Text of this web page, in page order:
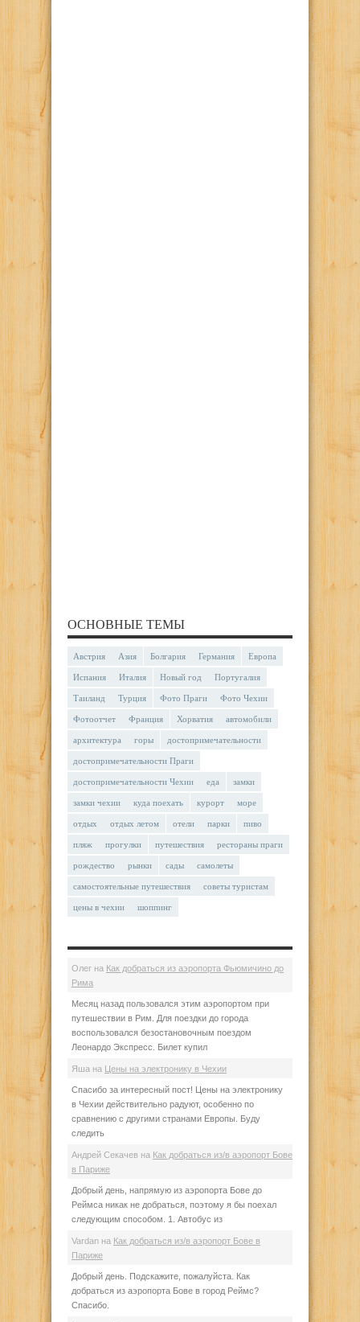
ОСНОВНЫЕ ТЕМЫ
Австрия Азия Болгария Германия Европа
Испания Италия Новый год Португалия
Таиланд Турция Фото Праги Фото Чехии
Фотоотчет Франция Хорватия автомобили
архитектура горы достопримечательности
достопримечательности Праги
достопримечательности Чехии еда замки
замки чехии куда поехать курорт море
отдых отдых летом отели парки пиво
пляж прогулки путешествия рестораны праги
рождество рынки сады самолеты
самостоятельные путешествия советы туристам
цены в чехии шоппинг
Олег на Как добраться из аэропорта Фьюмичино до
Рима
Месяц назад пользовался этим аэропортом при
путешествии в Рим. Для поездки до города
воспользовался безостановочным поездом
Леонардо Экспресс. Билет купил
Яша на Цены на электронику в Чехии
Спасибо за интересный пост! Цены на электронику
в Чехии действительно радуют, особенно по
сравнению с другими странами Европы. Буду
следить
Андрей Секачев на Как добраться из/в аэропорт Бове
в Париже
Добрый день, напрямую из аэропорта Бове до
Реймса никак не добраться, поэтому я бы поехал
следующим способом. 1. Автобус из
Vardan на Как добраться из/в аэропорт Бове в
Париже
Добрый день. Подскажите, пожалуйста. Как
добраться из аэропорта Бове в город Реймс?
Спасибо.